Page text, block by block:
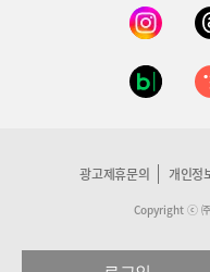
광고제휴문의 개인정
Copyright ⓒ